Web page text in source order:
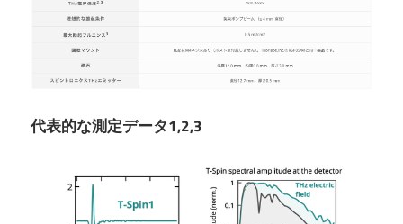
代表的な測定データ1,2,3